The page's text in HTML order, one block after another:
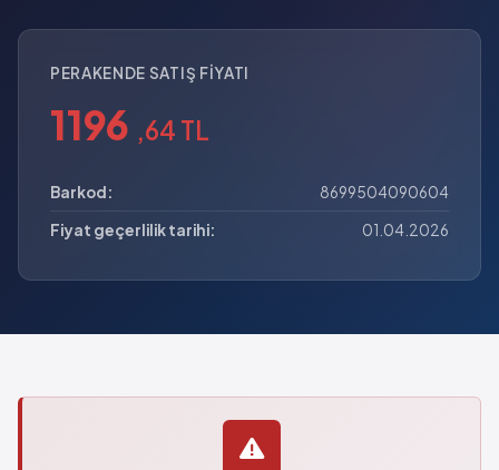
PERAKENDE SATIŞ FIYATI
1196 ,64 TL
Barkod:
8699504090604
Fiyat geçerlilik tarihi:
01.04.2026